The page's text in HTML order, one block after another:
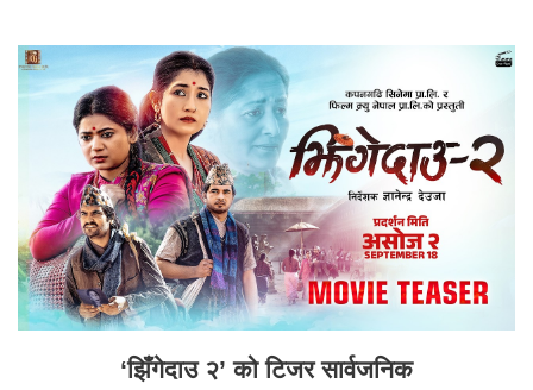
‘झिँगेदाउ २’ को टिजर सार्वजनिक